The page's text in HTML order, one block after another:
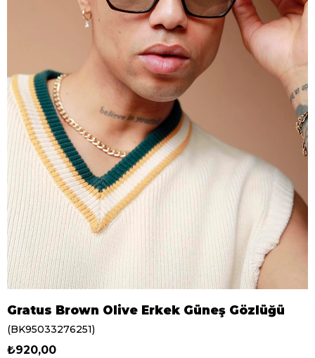
Gratus Brown Olive Erkek Güneş Gözlüğü
(BK95033276251)
₺920,00